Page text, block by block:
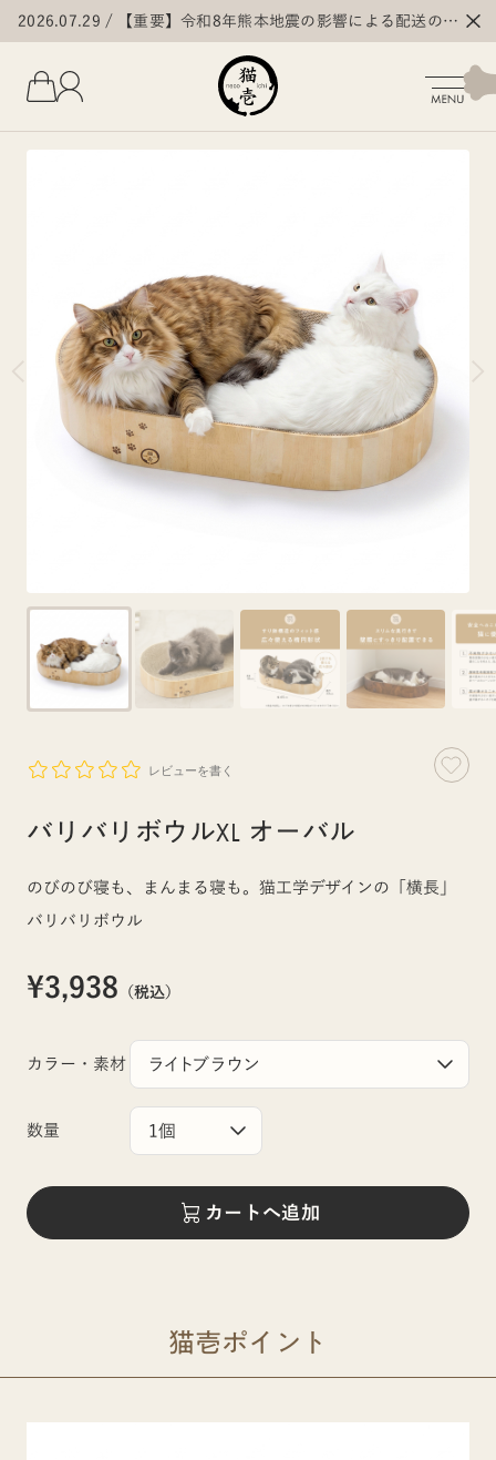
2026.07.29
【重要】令和8年熊本地震の影響による配送の遅
延・停止について
レビューを書く
バリバリボウルXL オーバル
のびのび寝も、まんまる寝も。猫工学デザインの「横長」
バリバリボウル
¥3,938 （税込）
カラー・素材
数量
カートへ追加
猫壱ポイント